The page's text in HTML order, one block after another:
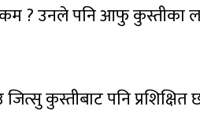
? उनले पनि आफु कुस्तीका
कुस्तीबाट पनि प्रशिक्षित